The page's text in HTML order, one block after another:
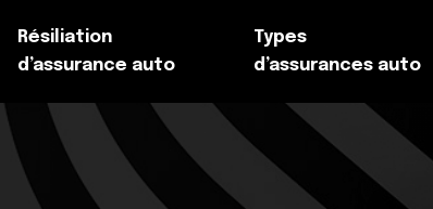
Résiliation
d’assurance auto
Types
d’assurances auto